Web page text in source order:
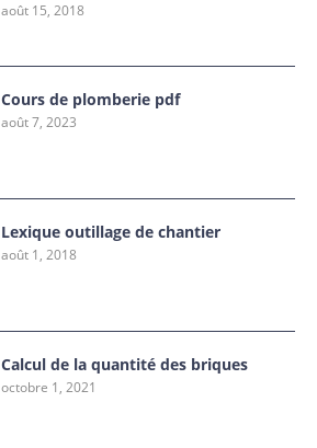
août 15, 2018
Cours de plomberie pdf
août 7, 2023
Lexique outillage de chantier
août 1, 2018
Calcul de la quantité des briques
octobre 1, 2021